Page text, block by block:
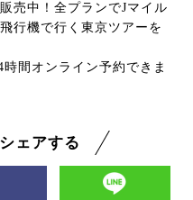
売中！全プランでJマイル
行機で行く東京ツアーを
間オンライン予約できま
ェアする